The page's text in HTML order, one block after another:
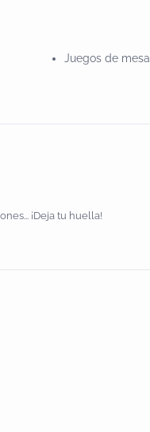
Juegos de mesa
¡Deja tu huella!